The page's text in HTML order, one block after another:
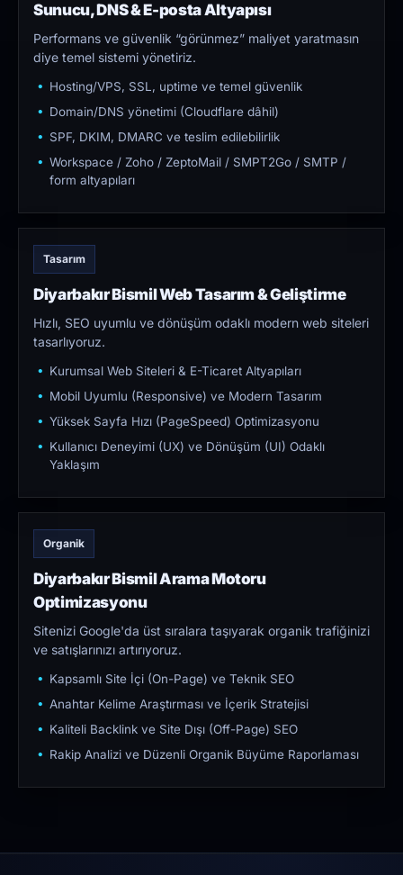
Sunucu, DNS & E-posta Altyapısı
Performans ve güvenlik “görünmez” maliyet yaratmasın
diye temel sistemi yönetiriz.
Hosting/VPS, SSL, uptime ve temel güvenlik
Domain/DNS yönetimi (Cloudflare dâhil)
SPF, DKIM, DMARC ve teslim edilebilirlik
Workspace / Zoho / ZeptoMail / SMPT2Go / SMTP /
form altyapıları
Tasarım
Diyarbakır Bismil Web Tasarım & Geliştirme
Hızlı, SEO uyumlu ve dönüşüm odaklı modern web siteleri
tasarlıyoruz.
Kurumsal Web Siteleri & E-Ticaret Altyapıları
Mobil Uyumlu (Responsive) ve Modern Tasarım
Yüksek Sayfa Hızı (PageSpeed) Optimizasyonu
Kullanıcı Deneyimi (UX) ve Dönüşüm (UI) Odaklı
Yaklaşım
Organik
Diyarbakır Bismil Arama Motoru
Optimizasyonu
Sitenizi Google'da üst sıralara taşıyarak organik trafiğinizi
ve satışlarınızı artırıyoruz.
Kapsamlı Site İçi (On-Page) ve Teknik SEO
Anahtar Kelime Araştırması ve İçerik Stratejisi
Kaliteli Backlink ve Site Dışı (Off-Page) SEO
Rakip Analizi ve Düzenli Organik Büyüme Raporlaması